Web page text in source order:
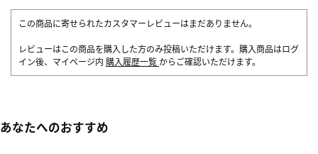
この商品に寄せられたカスタマーレビューはまだありません。
レビューはこの商品を購入した方のみ投稿いただけます。購入商品はログ
イン後、マイページ内 購入履歴一覧 からご確認いただけます。
あなたへのおすすめ